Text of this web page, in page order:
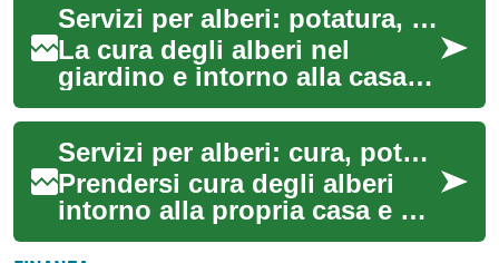
servizi disp...
Servizi per alberi: potatura, cura e sicurezza
La cura degli alberi nel
giardino e intorno alla casa
richiede competenze
specifiche per tutelare la
salute delle pia...
Servizi per alberi: cura, potatura e sicurezza per casa e giardino
Prendersi cura degli alberi
intorno alla propria casa e nel
giardino richiede competenze